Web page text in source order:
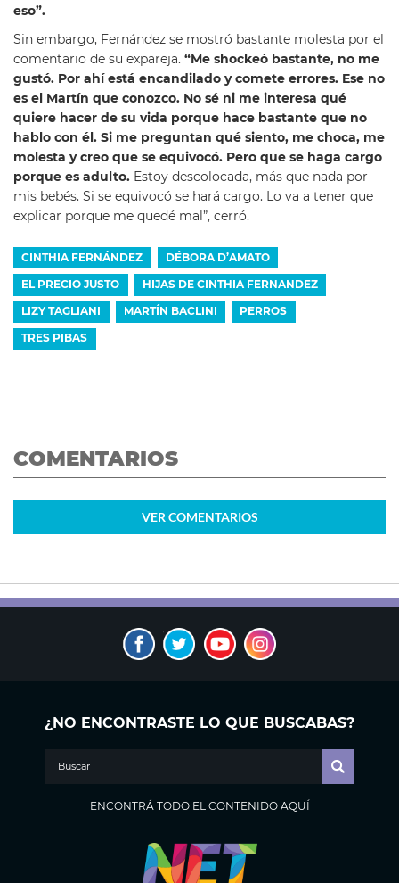
eso”.
Sin embargo, Fernández se mostró bastante molesta por el
comentario de su expareja. “Me shockeó bastante, no me
gustó. Por ahí está encandilado y comete errores. Ese no
es el Martín que conozco. No sé ni me interesa qué
quiere hacer de su vida porque hace bastante que no
hablo con él. Si me preguntan qué siento, me choca, me
molesta y creo que se equivocó. Pero que se haga cargo
porque es adulto. Estoy descolocada, más que nada por
mis bebés. Si se equivocó se hará cargo. Lo va a tener que
explicar porque me quedé mal”, cerró.
CINTHIA FERNÁNDEZ DÉBORA D’AMATO
EL PRECIO JUSTO HIJAS DE CINTHIA FERNANDEZ
LIZY TAGLIANI MARTÍN BACLINI PERROS
TRES PIBAS
COMENTARIOS
VER COMENTARIOS
¿NO ENCONTRASTE LO QUE BUSCABAS?
ENCONTRÁ TODO EL CONTENIDO AQUÍ